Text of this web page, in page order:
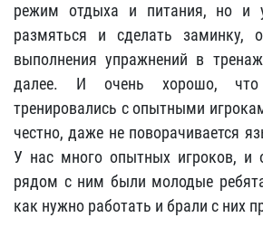
режим отдыха и питания, но и
размяться и сделать заминку,
выполнения упражнений в
далее. И очень хорошо,
тренировались с опытными
честно, даже не поворачивается
У нас много опытных игроков, и
рядом с ним были молодые
как нужно работать и брали с них